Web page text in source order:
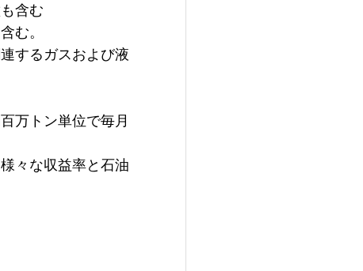
含む
む。
するガスおよび液
万トン単位で毎月
々な収益率と石油